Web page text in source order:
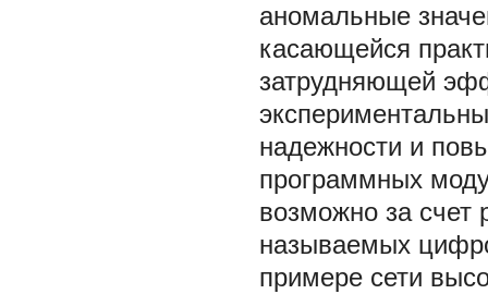
аномальные
касающейся
затрудняющей
надежности и
программных
возможно за счет
называемых
примере сети